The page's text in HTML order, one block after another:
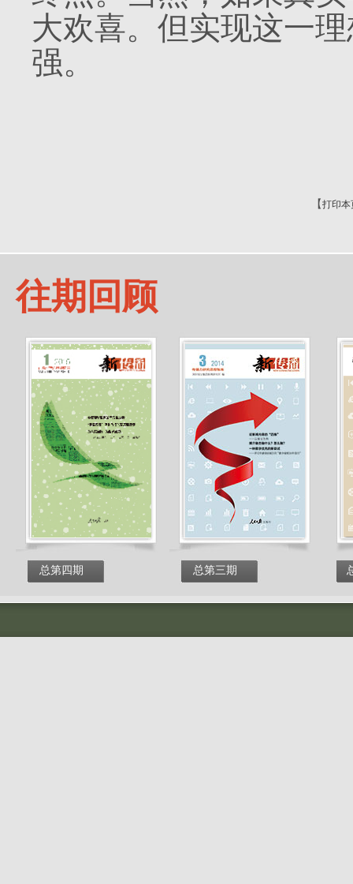
大欢喜。但实现这一
强。
【 打印本
往期回顾
总第四期 总第三期